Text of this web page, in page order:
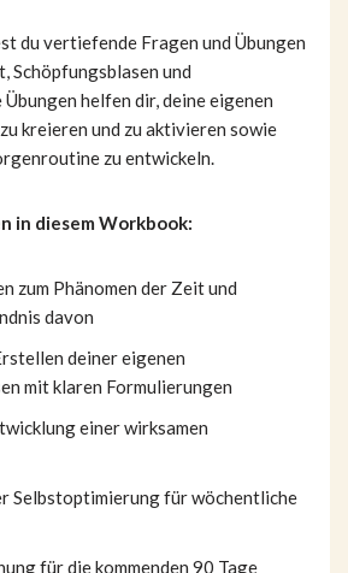
du vertiefende Fragen und Übungen
Schöpfungsblasen und
helfen dir, deine eigenen
kreieren und zu aktivieren sowie
zu entwickeln.
in diesem Workbook:
zum Phänomen der Zeit und
davon
deiner eigenen
mit klaren Formulierungen
einer wirksamen
Selbstoptimierung für wöchentliche
für die kommenden 90 Tage